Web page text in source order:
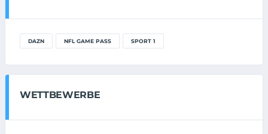
DAZN NFL GAME PASS SPORT 1
WETTBEWERBE